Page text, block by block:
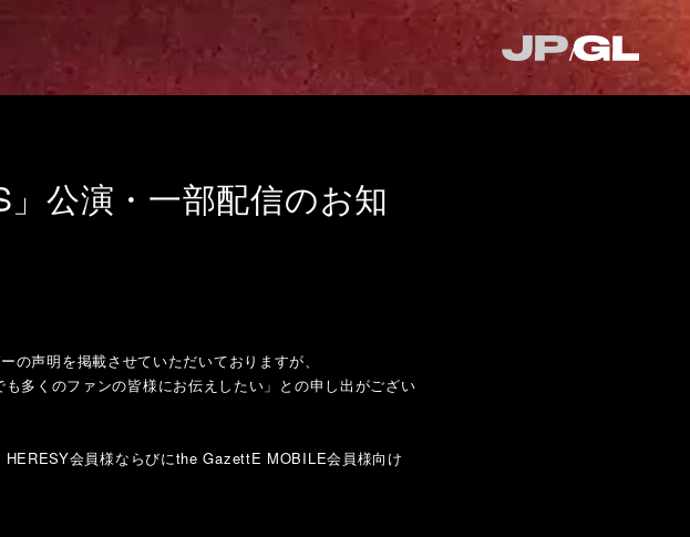
」公演・一部配信のお知
声明を掲載させていただいておりますが、
多くのファンの皆様にお伝えしたい」との申し出がござい
会員様ならびにthe GazettE MOBILE会員様向け